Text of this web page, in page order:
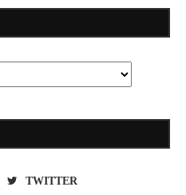
TWITTER